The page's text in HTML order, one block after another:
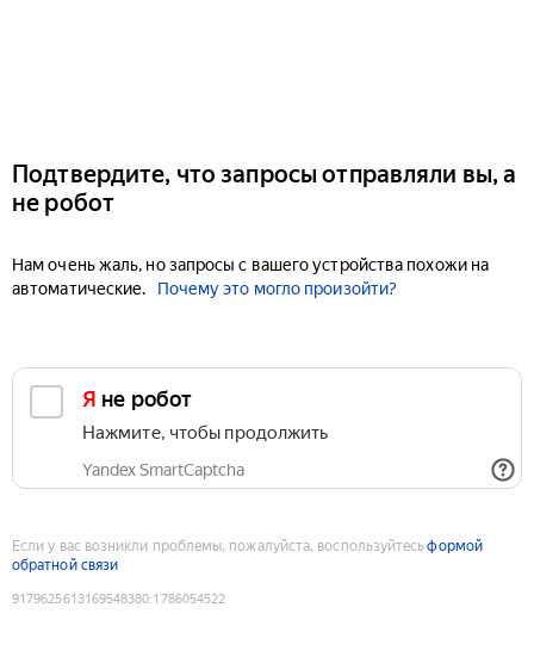
Подтвердите, что запросы отправляли вы, а
не робот
Нам очень жаль, но запросы с вашего устройства похожи на
автоматические.
Почему это могло произойти?
Я не робот
Нажмите, чтобы продолжить
Yandex SmartCaptcha
Если у вас возникли проблемы, пожалуйста, воспользуйтесьформой
обратной связи
9179625613169548380:1786054522